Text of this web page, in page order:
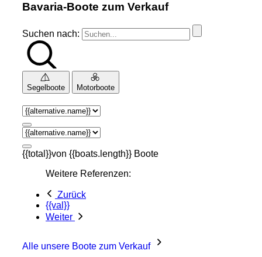
Bavaria-Boote zum Verkauf
Suchen nach:
Segelboote Motorboote
{{total}}von {{boats.length}} Boote
Weitere Referenzen:
Zurück
{{val}}
Weiter
Alle unsere Boote zum Verkauf